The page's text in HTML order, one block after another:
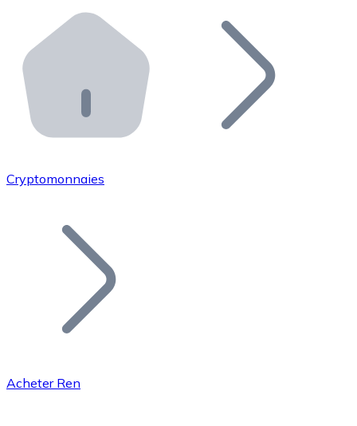
Distributeurs automatiques Bitnovo
Intégrez un ATM Bitnovo dans votre entreprise et
API Bitnovo
Intégrez notre API dans votre écosystème.
Rejoignez notre réseau de distributeurs et
Ajoutez le token de votre projet à notre service
Cryptomonnaies
Acheter Ren